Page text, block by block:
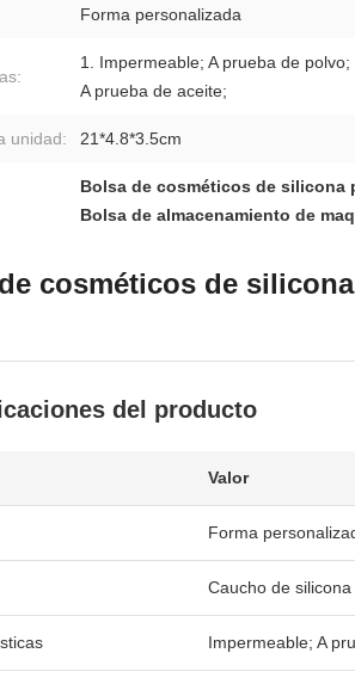
Forma personalizada
1. Impermeable; A prueba de polvo;
A prueba de aceite;
unidad: 21*4.8*3.5cm
Bolsa de cosméticos de silicona
Bolsa de almacenamiento de
cosméticos de
del producto
Valor
Forma
Caucho de silicona
Impermeable; A